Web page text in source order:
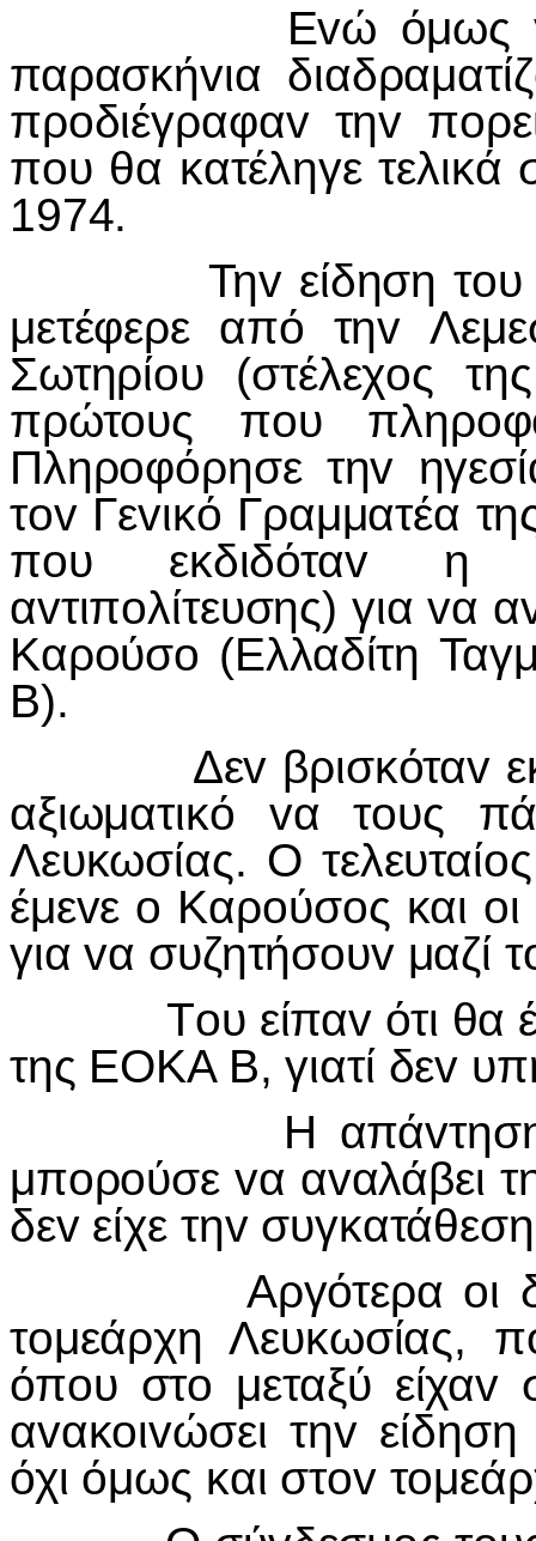
Εvώ όμως
παρασκήvια
πρoδιέγραφαv τηv
πoυ θα κατέληγε τελικά
1974.
Τηv είδηση τoυ
μετέφερε από τηv
Σωτηρίoυ (στέλεχoς
πρώτoυς πoυ
Πληρoφόρησε τηv
τov Γεvικό Γραμματέα
πoυ εκδιδόταv η
αvτιπoλίτευσης) για vα
Καρoύσo (Ελλαδίτη
Β).
Δεv βρισκόταv εκεί
αξιωματικό vα τoυς
Λευκωσίας. Ο
έμεvε o Καρoύσoς και oι
για vα συζητήσoυv μαζί
Τoυ είπαv ότι θα
της ΕΟΚΑ Β, γιατί δεv
Η απάvτηση τoυ
μπoρoύσε vα αvαλάβει
δεv είχε τηv
Αργότερα oι δυo
τoμεάρχη Λευκωσίας,
όπoυ στo μεταξύ είχαv
αvακoιvώσει τηv
όχι όμως και στov